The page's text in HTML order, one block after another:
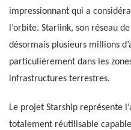
impressionnant qui a
l’orbite. Starlink, son réseau
désormais plusieurs millions
particulièrement dans les
infrastructures terrestres.
Le projet Starship représente
totalement réutilisable